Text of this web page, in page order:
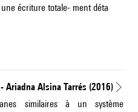
écriture totale- ment déta
Ariadna Alsina Tarrés (2016)
similaires à un système